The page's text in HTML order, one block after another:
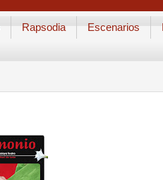
Rapsodia Escenarios